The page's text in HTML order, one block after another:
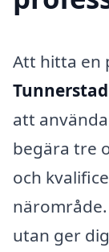
Att hitta en
Tunnerstad
att
begära tre
och
utan ger